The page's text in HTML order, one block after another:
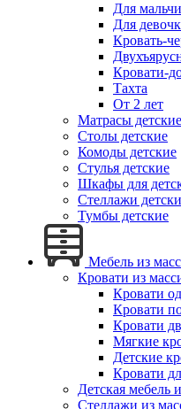
Для
Для
Кровать-
Кровати-
Тахта
От 2 лет
Матрасы детские
Столы детские
Комоды детские
Стулья детские
Шкафы для
Стеллажи
Тумбы детские
Мебель из
Кровати из
Кровати
Кровати
Кровати
Мягкие
Детские
Кровати
Детская мебель
Стеллажи из